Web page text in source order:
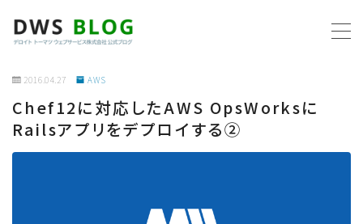
ホーム
AWS
2016.04.27 AWS
Chef12に対応したAWS OpsWorksに
Railsアプリをデプロイする②